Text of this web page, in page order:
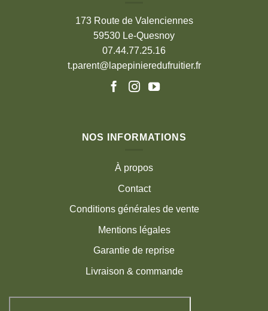
173 Route de Valenciennes
59530 Le-Quesnoy
07.44.77.25.16
t.parent@lapepinieredufruitier.fr
NOS INFORMATIONS
À propos
Contact
Conditions générales de vente
Mentions légales
Garantie de reprise
Livraison & commande